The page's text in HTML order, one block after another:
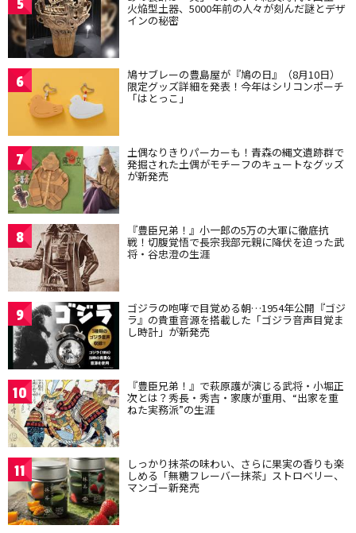
5 火焔型土器、5000年前の人々が刻んだ謎とデザ
インの秘密
6 鳩サブレーの豊島屋が『鳩の日』（8月10日）
限定グッズ詳細を発表！今年はシリコンポーチ
「はとっこ」
7 土偶なりきりパーカーも！青森の縄文遺跡群で
発掘された土偶がモチーフのキュートなグッズ
が新発売
8 『豊臣兄弟！』小一郎の5万の大軍に徹底抗
戦！切腹覚悟で長宗我部元親に降伏を迫った武
将・谷忠澄の生涯
9 ゴジラの咆哮で目覚める朝…1954年公開『ゴジ
ラ』の貴重音源を搭載した「ゴジラ音声目覚ま
し時計」が新発売
10 『豊臣兄弟！』で萩原護が演じる武将・小堀正
次とは？秀長・秀吉・家康が重用、“出家を重
ねた実務派”の生涯
11 しっかり抹茶の味わい、さらに果実の香りも楽
しめる「無糖フレーバー抹茶」ストロベリー、
マンゴー新発売